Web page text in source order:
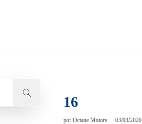
16
por Octane Motors 03/03/2020